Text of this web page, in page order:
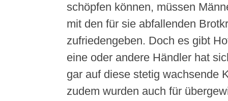
schöpfen können, müssen
mit den für sie abfallenden
zufriedengeben. Doch es gibt
eine oder andere Händler hat
gar auf diese stetig wachsende
zudem wurden auch für